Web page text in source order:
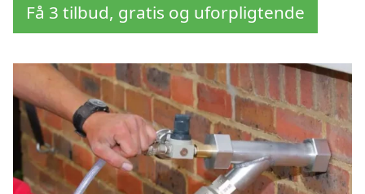
Få 3 tilbud, gratis og uforpligtende